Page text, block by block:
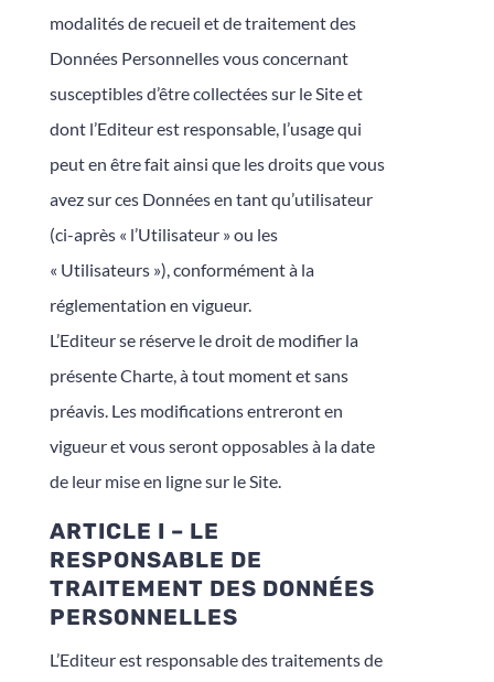
modalités de recueil et de traitement des
Données Personnelles vous concernant
susceptibles d’être collectées sur le Site et
dont l’Editeur est responsable, l’usage qui
peut en être fait ainsi que les droits que vous
avez sur ces Données en tant qu’utilisateur
(ci-après « l’Utilisateur » ou les
« Utilisateurs »), conformément à la
réglementation en vigueur.
L’Editeur se réserve le droit de modifier la
présente Charte, à tout moment et sans
préavis. Les modifications entreront en
vigueur et vous seront opposables à la date
de leur mise en ligne sur le Site.
ARTICLE I – LE
RESPONSABLE DE
TRAITEMENT DES DONNÉES
PERSONNELLES
L’Editeur est responsable des traitements de